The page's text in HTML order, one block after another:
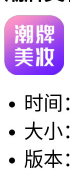
时间
大小
版本